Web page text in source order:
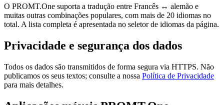
O PROMT.One suporta a tradução entre Francês ↔ alemão e
muitas outras combinações populares, com mais de 20 idiomas no
total. A lista completa é apresentada no seletor de idiomas da página.
Privacidade e segurança dos dados
Todos os dados são transmitidos de forma segura via HTTPS. Não
publicamos os seus textos; consulte a nossa Política de Privacidade
para mais detalhes.